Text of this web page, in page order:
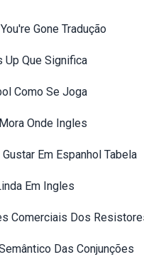
Gone Tradução
Up Que Significa
Como Se Joga
Onde Ingles
Em Espanhol Tabela
Em Ingles
Comerciais Dos
Das Conjunções